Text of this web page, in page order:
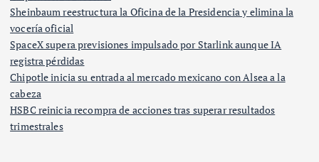
Sheinbaum reestructura la Oficina de la Presidencia y elimina la
vocería oficial
SpaceX supera previsiones impulsado por Starlink aunque IA
registra pérdidas
Chipotle inicia su entrada al mercado mexicano con Alsea a la
cabeza
HSBC reinicia recompra de acciones tras superar resultados
trimestrales